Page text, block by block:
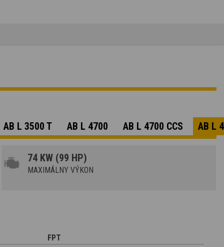
AB L 3500 T AB L 4700 AB L 4700 CCS AB L
74 KW (99 HP)
MAXIMÁLNY VÝKON
FPT